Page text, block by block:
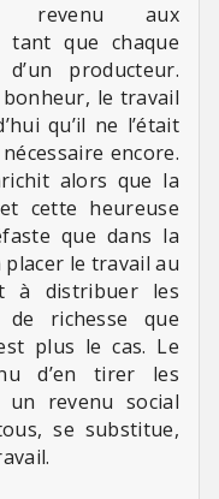
revenu aux
tant que chaque
producteur.
bonheur, le travail
qu’il ne l’était
encore.
alors que la
cette heureuse
que dans la
le travail au
à distribuer les
de richesse que
plus le cas. Le
d’en tirer les
un revenu social
se substitue,